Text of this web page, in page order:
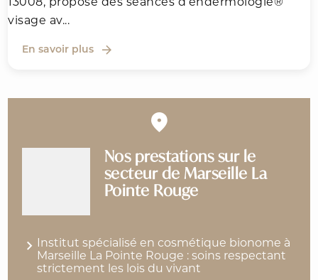
visage av...
En savoir plus
Nos prestations sur le
secteur de Marseille La
Pointe Rouge
Institut spécialisé en cosmétique bionome à
Marseille La Pointe Rouge : soins respectant
strictement les lois du vivant